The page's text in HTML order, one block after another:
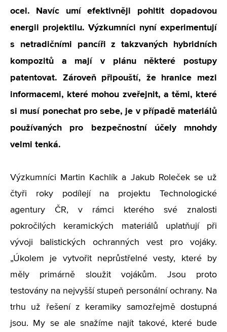
ocel. Navíc umí efektivněji pohltit dopadovou
energii projektilu. Výzkumníci nyní experimentují
s netradičními pancíři z takzvaných hybridních
kompozitů a mají v plánu některé postupy
patentovat. Zároveň připouští, že hranice mezi
informacemi, které mohou zveřejnit, a těmi, které
si musí ponechat pro sebe, je v případě materiálů
používaných pro bezpečnostní účely mnohdy
velmi tenká.
Výzkumníci Martin Kachlík a Jakub Roleček se už
čtyři roky podílejí na projektu Technologické
agentury ČR, v rámci kterého své znalosti
pokročilých keramických materiálů uplatňují při
vývoji balistických ochranných vest pro vojáky.
„Úkolem je vytvořit neprůstřelné vesty, které by
měly primárně sloužit vojákům. Jsou proto
testovány na nejvyšší stupeň personální ochrany. Na
trhu už řešení z keramiky samozřejmě dostupná
jsou. My se ale snažíme najít takové, které bude